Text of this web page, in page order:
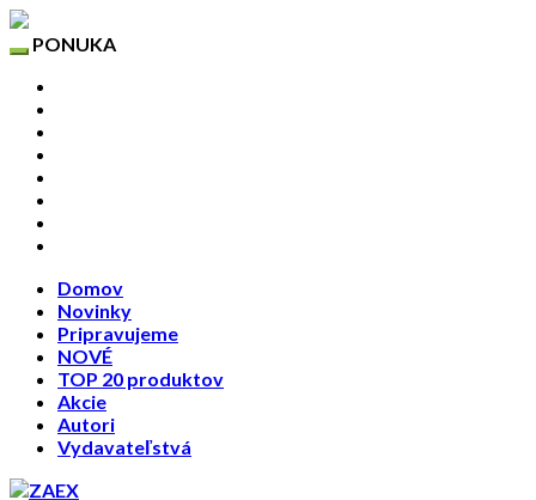
PONUKA
Domov
Novinky
Pripravujeme
NOVÉ
TOP 20 produktov
Akcie
Autori
Vydavateľstvá